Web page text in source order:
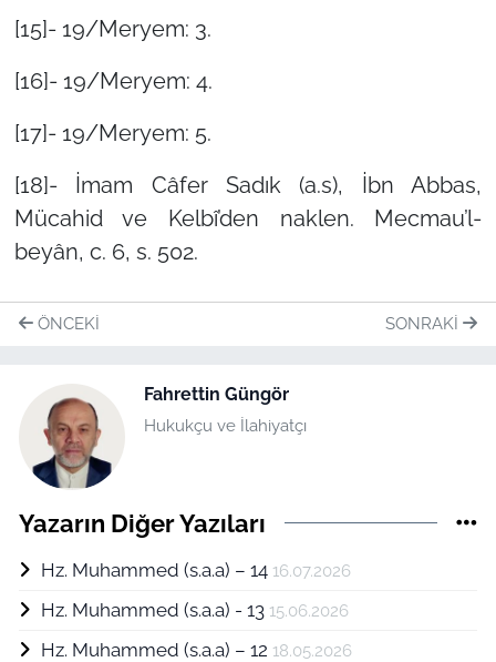
[15]- 19/Meryem: 3.
[16]- 19/Meryem: 4.
[17]- 19/Meryem: 5.
[18]- İmam Câfer Sadık (a.s), İbn Abbas,
Mücahid ve Kelbî’den naklen. Mecmau’l-
beyân, c. 6, s. 502.
ÖNCEKI SONRAKI
Fahrettin Güngör
Hukukçu ve İlahiyatçı
Yazarın Diğer Yazıları
Hz. Muhammed (s.a.a) – 14 16.07.2026
Hz. Muhammed (s.a.a) - 13 15.06.2026
Hz. Muhammed (s.a.a) – 12 18.05.2026